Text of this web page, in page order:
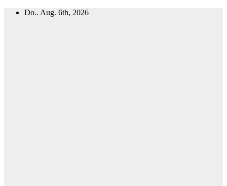
Zum
Do.. Aug. 6th, 2026